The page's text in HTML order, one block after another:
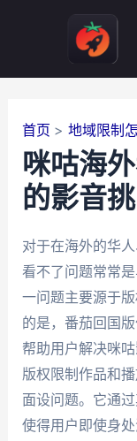
首页 地域限制
咪咕海
的影音
对于在海外的华
看不了问题常常
一问题主要源于
的是，番茄回国
帮助用户解决咪
版权限制作品和
面设问题。它通
使得用户即使身